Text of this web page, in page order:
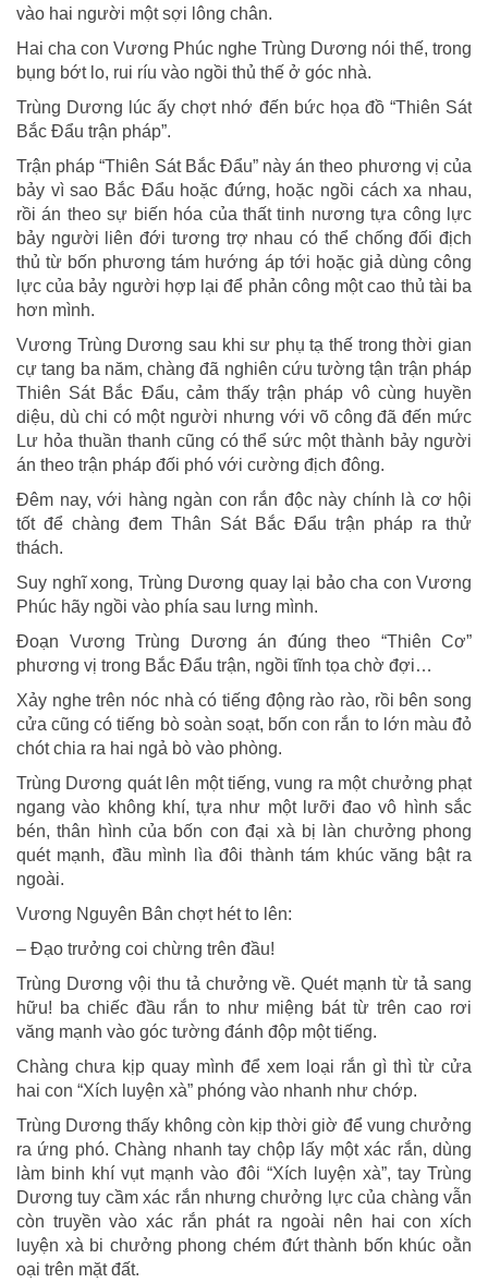
vào hai người một sợi lông chân.
Hai cha con Vương Phúc nghe Trùng Dương nói thế, trong
bụng bớt lo, rui ríu vào ngồi thủ thế ở góc nhà.
Trùng Dương lúc ấy chợt nhớ đến bức họa đồ “Thiên Sát
Bắc Đẩu trận pháp”.
Trận pháp “Thiên Sát Bắc Đẩu” này án theo phương vị của
bảy vì sao Bắc Đẩu hoặc đứng, hoặc ngồi cách xa nhau,
rồi án theo sự biến hóa của thất tinh nương tựa công lực
bảy người liên đới tương trợ nhau có thể chống đối địch
thủ từ bốn phương tám hướng áp tới hoặc giả dùng công
lực của bảy người hợp lại để phản công một cao thủ tài ba
hơn mình.
Vương Trùng Dương sau khi sư phụ tạ thế trong thời gian
cự tang ba năm, chàng đã nghiên cứu tường tận trận pháp
Thiên Sát Bắc Đẩu, cảm thấy trận pháp vô cùng huyền
diệu, dù chi có một người nhưng với võ công đã đến mức
Lư hỏa thuần thanh cũng có thể sức một thành bảy người
án theo trận pháp đối phó với cường địch đông.
Đêm nay, với hàng ngàn con rắn độc này chính là cơ hội
tốt để chàng đem Thân Sát Bắc Đẩu trận pháp ra thử
thách.
Suy nghĩ xong, Trùng Dương quay lại bảo cha con Vương
Phúc hãy ngồi vào phía sau lưng mình.
Đoạn Vương Trùng Dương án đúng theo “Thiên Cơ”
phương vị trong Bắc Đẩu trận, ngồi tĩnh tọa chờ đợi…
Xảy nghe trên nóc nhà có tiếng động rào rào, rồi bên song
cửa cũng có tiếng bò soàn soạt, bốn con rắn to lớn màu đỏ
chót chia ra hai ngả bò vào phòng.
Trùng Dương quát lên một tiếng, vung ra một chưởng phạt
ngang vào không khí, tựa như một lưỡi đao vô hình sắc
bén, thân hình của bốn con đại xà bị làn chưởng phong
quét mạnh, đầu mình lìa đôi thành tám khúc văng bật ra
ngoài.
Vương Nguyên Bân chợt hét to lên:
– Đạo trưởng coi chừng trên đầu!
Trùng Dương vội thu tả chưởng về. Quét mạnh từ tả sang
hữu! ba chiếc đầu rắn to như miệng bát từ trên cao rơi
văng mạnh vào góc tường đánh độp một tiếng.
Chàng chưa kịp quay mình để xem loại rắn gì thì từ cửa
hai con “Xích luyện xà” phóng vào nhanh như chớp.
Trùng Dương thấy không còn kịp thời giờ để vung chưởng
ra ứng phó. Chàng nhanh tay chộp lấy một xác rắn, dùng
làm binh khí vụt mạnh vào đôi “Xích luyện xà”, tay Trùng
Dương tuy cầm xác rắn nhưng chưởng lực của chàng vẫn
còn truyền vào xác rắn phát ra ngoài nên hai con xích
luyện xà bi chưởng phong chém đứt thành bốn khúc oằn
oại trên mặt đất.